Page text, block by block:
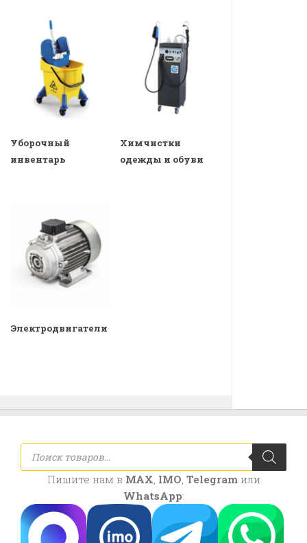
Уборочный
инвентарь
Химчистки
одежды и обуви
Электродвигатели
Поиск
товаров
Пишите нам в MAX IMO Telegramили
WhatsApp: